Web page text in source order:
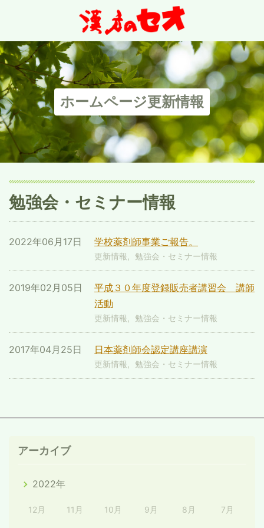
ホームページ更新情報
勉強会・セミナー情報
学校薬剤師事業ご報告。
2022年06月17日
更新情報 勉強会・セミナー情報
平成３０年度登録販売者講習会 講師
活動
2019年02月05日
更新情報 勉強会・セミナー情報
日本薬剤師会認定講座講演
2017年04月25日
更新情報 勉強会・セミナー情報
アーカイブ
2022年
12月 11月 10月 9月 8月 7月